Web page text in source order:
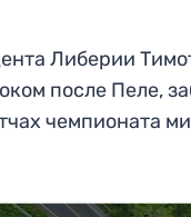
Либерии
после Пеле,
чемпионата